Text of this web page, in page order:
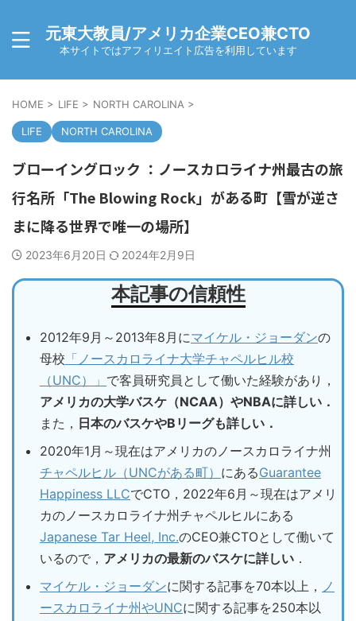
元東大教員/アメリカ企業CEO兼CTO
本サイトではアフィリエイト広告を利用しています
HOME > LIFE > NORTH CAROLINA >
LIFE NORTH CAROLINA
ブローイングロック ：ノースカロライナ州最古の旅
行名所「The Blowing Rock」がある町【雪が逆さ
まに降る世界で唯一の場所】
2023年6月20日 2024年2月9日
本記事の信頼性
2012年9月～2013年8月にマイケル・ジョーダンの
母校 「ノースカロライナ大学チャペルヒル校
（UNC）」 で客員研究員として働いた経験があり，
アメリカの大学バスケ（NCAA）やNBAに詳しい．
また， 日本のバスケやBリーグも詳しい．
2020年1月～現在はアメリカのノースカロライナ州
チャペルヒル（UNCがある町） にあるGuarantee
Happiness LLCでCTO，2022年6月～現在はアメリ
カのノースカロライナ州チャペルヒルにある
Japanese Tar Heel, Inc.のCEO兼CTOとして働いて
いるので， アメリカの最新のバスケに詳しい ．
マイケル・ジョーダンに関する記事を70本以上， ノ
ースカロライナ州やUNCに関する記事を250本以